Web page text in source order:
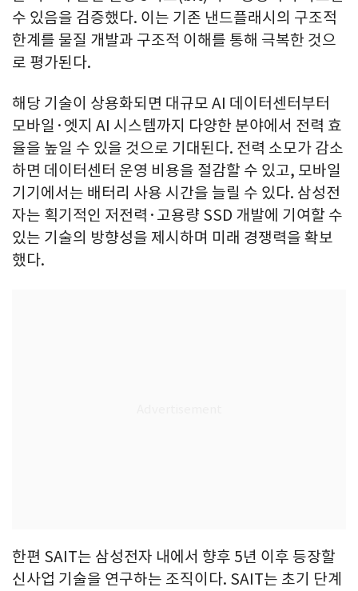
수 있음을 검증했다. 이는 기존 낸드플래시의 구조적
한계를 물질 개발과 구조적 이해를 통해 극복한 것으
로 평가된다.
해당 기술이 상용화되면 대규모 AI 데이터센터부터
모바일·엣지 AI 시스템까지 다양한 분야에서 전력 효
율을 높일 수 있을 것으로 기대된다. 전력 소모가 감소
하면 데이터센터 운영 비용을 절감할 수 있고, 모바일
기기에서는 배터리 사용 시간을 늘릴 수 있다. 삼성전
자는 획기적인 저전력·고용량 SSD 개발에 기여할 수
있는 기술의 방향성을 제시하며 미래 경쟁력을 확보
했다.
한편 SAIT는 삼성전자 내에서 향후 5년 이후 등장할
신사업 기술을 연구하는 조직이다. SAIT는 초기 단계